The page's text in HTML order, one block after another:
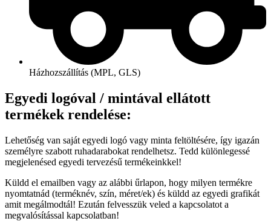
Házhozszállítás (MPL, GLS)
Egyedi logóval / mintával ellátott
termékek rendelése:
Lehetőség van saját egyedi logó vagy minta feltöltésére, így igazán
személyre szabott ruhadarabokat rendelhetsz. Tedd különlegessé
megjelenésed egyedi tervezésű termékeinkkel!
Küldd el emailben vagy az alábbi űrlapon, hogy milyen termékre
nyomtatnád (terméknév, szín, méret/ek) és küldd az egyedi grafikát
amit megálmodtál! Ezután felvesszük veled a kapcsolatot a
megvalósítással kapcsolatban!